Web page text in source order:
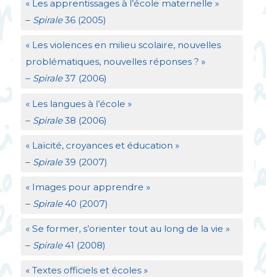
« Les apprentissages à l’école maternelle »
– Spirale36 (2005)
« Les violences en milieu scolaire, nouvelles
problématiques, nouvelles réponses ? »
– Spirale37 (2006)
« Les langues à l’école »
– Spirale38 (2006)
« Laïcité, croyances et éducation »
– Spirale39 (2007)
« Images pour apprendre »
– Spirale40 (2007)
« Se former, s’orienter tout au long de la vie »
– Spirale41 (2008)
« Textes officiels et écoles »